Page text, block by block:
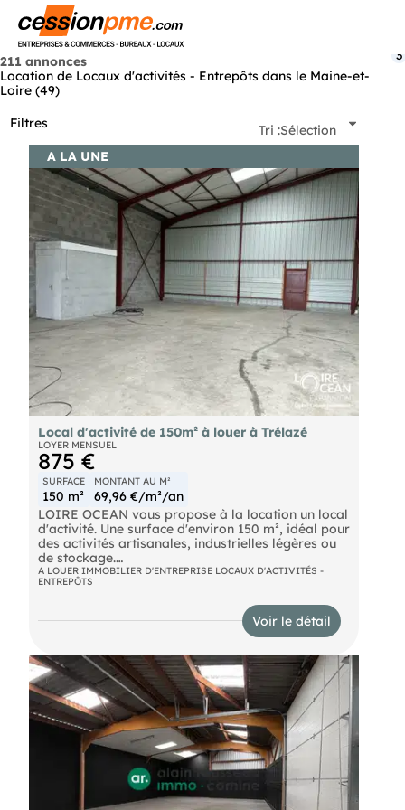
211 annonces
Location de Locaux d'activités - Entrepôts dans le Maine-et-
Loire (49)
Filtres
3
Tri :Sélection
A LA UNE
Local d'activité de 150m² à louer à Trélazé
LOYER MENSUEL
875 €
SURFACE
150 m²
MONTANT AU M²
69,96 €/m²/an
LOIRE OCEAN vous propose à la location un local
d'activité. Une surface d'environ 150 m², idéal pour
des activités artisanales, industrielles légères ou
de stockage.
Le bien se compose actuellement d'un atelier
L'accès est facilité par une porte sectionnelle,
véhicules utilitaires.
Le local dispose de parkings extérieurs,
permettant un stationnement aisé pour les
occupants et visiteurs.
Le chauffage est électrique.
Disponibilité : 2ᵉ trimestre 2026
Dossier sur demande. Contactez-nous.
A LOUER IMMOBILIER D'ENTREPRISE LOCAUX D'ACTIVITÉS -
ENTREPÔTS
Voir le détail